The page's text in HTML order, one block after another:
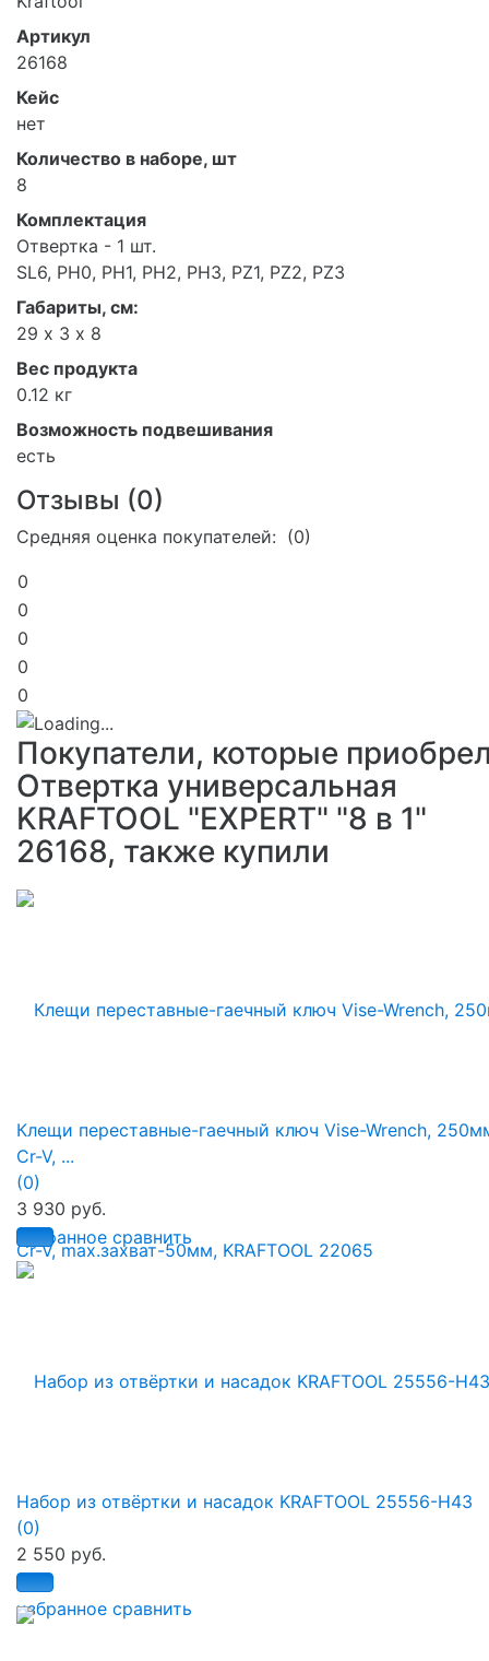
Артикул
26168
Кейс
нет
Количество в наборе, шт
8
Комплектация
Отвертка - 1 шт.
SL6, PH0, PH1, PH2, PH3, PZ1, PZ2, PZ3
Габариты, см:
29 х 3 х 8
Вес продукта
0.12 кг
Возможность подвешивания
есть
Отзывы (0)
Средняя оценка покупателей: (0)
0
0
0
0
0
Покупатели, которые
Отвертка универсальная
KRAFTOOL "EXPERT" "8 в 1"
26168, также купили
избранное сравнить
Клещи переставные-гаечный ключ Vise-Wrench,
Cr-V, ...
(0)
3 930 руб.
избранное сравнить
Набор из отвёртки и насадок KRAFTOOL 25556-H43
(0)
2 550 руб.